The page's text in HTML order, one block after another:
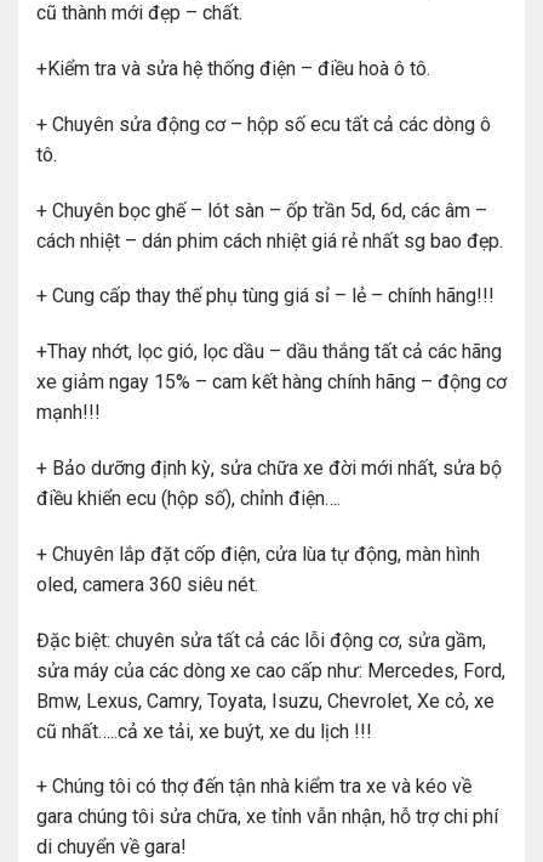
cũ thành mới đẹp – chất.
+Kiểm tra và sửa hệ thống điện – điều hoà ô tô.
+ Chuyên sửa động cơ – hộp số ecu tất cả các dòng ô
tô.
+ Chuyên bọc ghế – lót sàn – ốp trần 5d, 6d, các âm –
cách nhiệt – dán phim cách nhiệt giá rẻ nhất sg bao đẹp.
+ Cung cấp thay thế phụ tùng giá sỉ – lẻ – chính hãng!!!
+Thay nhớt, lọc gió, lọc dầu – dầu thắng tất cả các hãng
xe giảm ngay 15% – cam kết hàng chính hãng – động cơ
mạnh!!!
+ Bảo dưỡng định kỳ, sửa chữa xe đời mới nhất, sửa bộ
điều khiển ecu (hộp số), chỉnh điện….
+ Chuyên lắp đặt cốp điện, cửa lùa tự động, màn hình
oled, camera 360 siêu nét.
Đặc biệt: chuyên sửa tất cả các lỗi động cơ, sửa gầm,
sửa máy của các dòng xe cao cấp như: Mercedes, Ford,
Bmw, Lexus, Camry, Toyata, Isuzu, Chevrolet, Xe cỏ, xe
cũ nhất…..cả xe tải, xe buýt, xe du lịch !!!
+ Chúng tôi có thợ đến tận nhà kiểm tra xe và kéo về
gara chúng tôi sửa chữa, xe tỉnh vẫn nhận, hỗ trợ chi phí
di chuyển về gara!